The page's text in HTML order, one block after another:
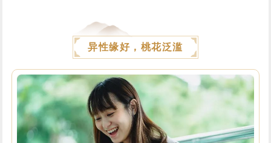
异性缘好，桃花泛滥